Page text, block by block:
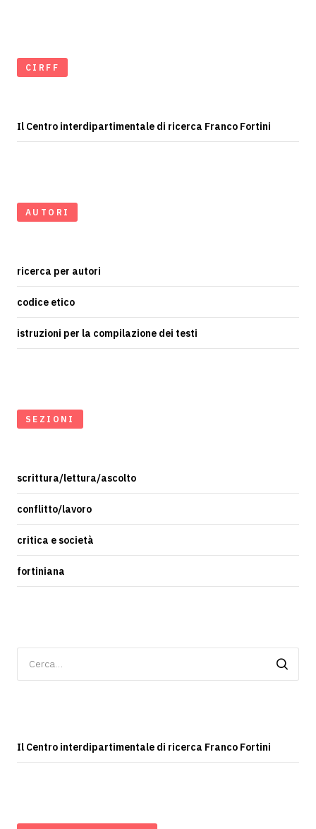
CIRFF
Il Centro interdipartimentale di ricerca Franco Fortini
AUTORI
ricerca per autori
codice etico
istruzioni per la compilazione dei testi
SEZIONI
scrittura/lettura/ascolto
conflitto/lavoro
critica e società
fortiniana
per:
Il Centro interdipartimentale di ricerca Franco Fortini